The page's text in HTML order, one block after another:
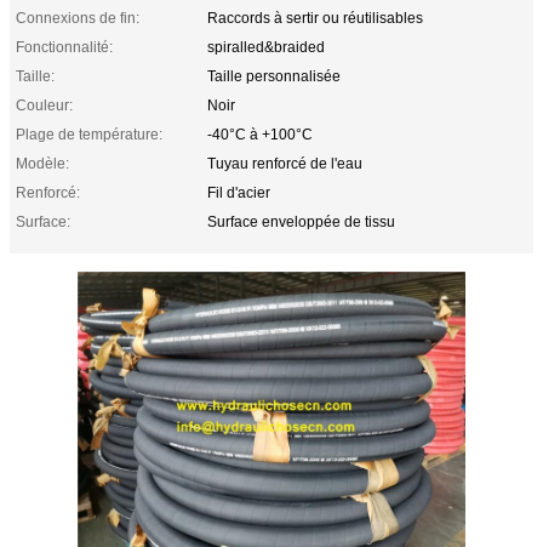
Connexions de fin:
Raccords à sertir ou réutilisables
Fonctionnalité:
spiralled&braided
Taille:
Taille personnalisée
Couleur:
Noir
Plage de température:
-40°C à +100°C
Modèle:
Tuyau renforcé de l'eau
Renforcé:
Fil d'acier
Surface:
Surface enveloppée de tissu